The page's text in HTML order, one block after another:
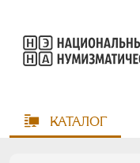
КАТАЛОГ